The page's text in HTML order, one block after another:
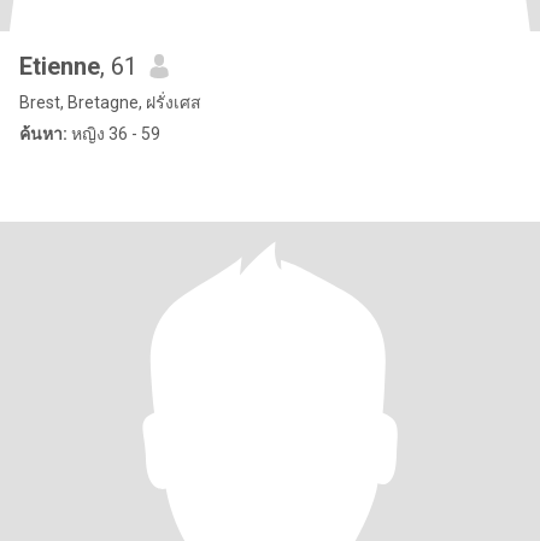
Etienne, 61
Brest, Bretagne, ฝรั่งเศส
ค้นหา: หญิง 36 - 59